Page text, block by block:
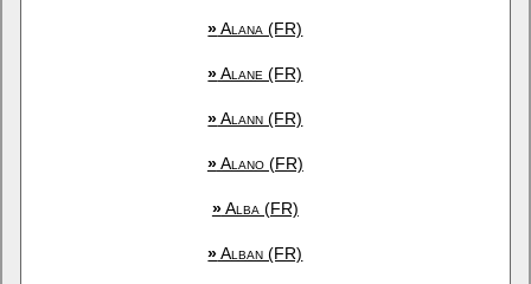
»Alana (FR)
»Alane (FR)
»Alann (FR)
»Alano (FR)
»Alba (FR)
»Alban (FR)